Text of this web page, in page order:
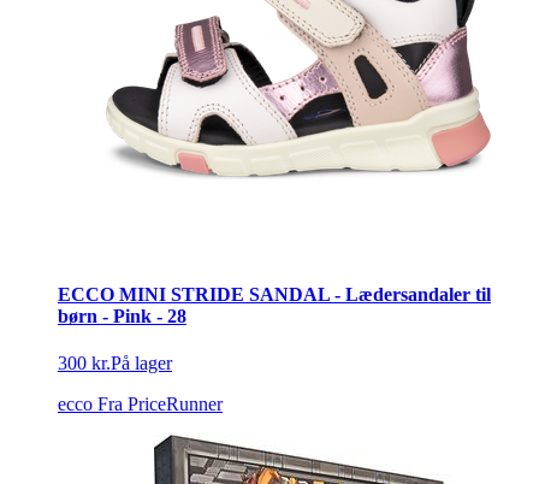
ECCO MINI STRIDE SANDAL - Lædersandaler til
børn - Pink - 28
300 kr.På lager
ecco Fra PriceRunner